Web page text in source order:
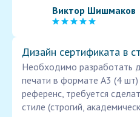
Виктор Шишмаков
Дизайн сертификата в
Необходимо разработать
печати в формате A3 (4
референс, требуется
стиле (строгий,